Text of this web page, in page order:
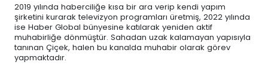
2019 yılında haberciliğe kısa bir ara verip kendi yapım
şirketini kurarak televizyon programları üretmiş, 2022 yılında
ise Haber Global bünyesine katılarak yeniden aktif
muhabirliğe dönmüştür. Sahadan uzak kalamayan yapısıyla
tanınan Çiçek, halen bu kanalda muhabir olarak görev
yapmaktadır.